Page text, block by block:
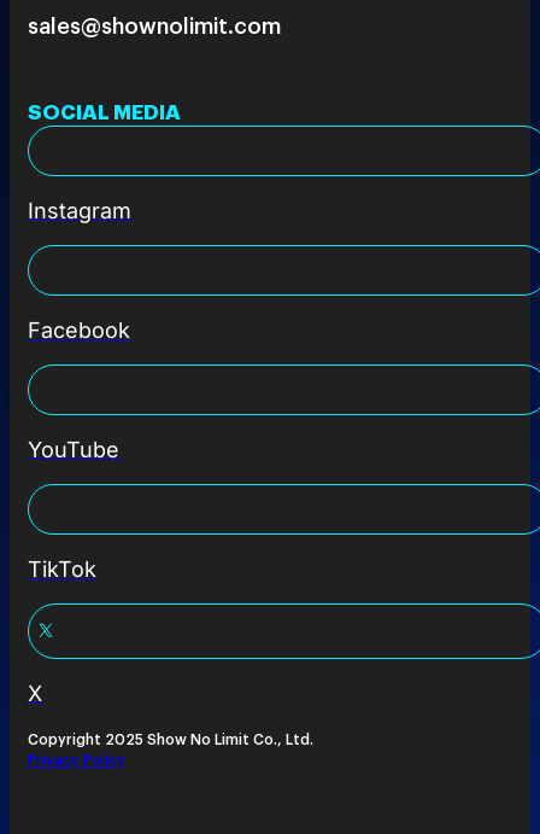
sales@shownolimit.com
SOCIAL MEDIA
Instagram
Facebook
YouTube
TikTok
X
Copyright 2025 Show No Limit Co., Ltd.
Privacy Policy